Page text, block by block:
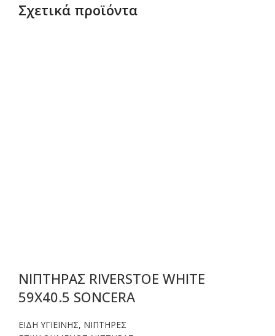
Σχετικά προϊόντα
ΝΙΠΤΗΡΑΣ RIVERSTOE WHITE
59X40.5 SONCERA
ΕΙΔΗ ΥΓΙΕΙΝΗΣ, ΝΙΠΤΗΡΕΣ